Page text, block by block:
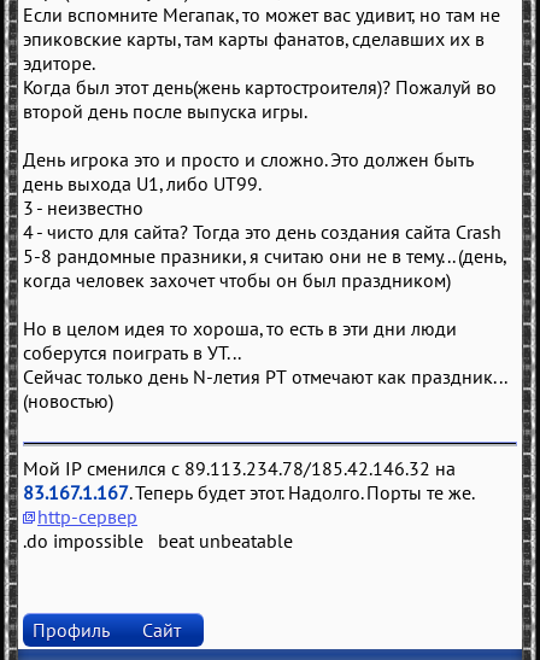
Если вспомните Мегапак, то может вас удивит, но там не
эпиковские карты, там карты фанатов, сделавших их в
эдиторе.
Когда был этот день(жень картостроителя)? Пожалуй во
второй день после выпуска игры.
День игрока это и просто и сложно. Это должен быть
день выхода U1, либо UT99.
3 - неизвестно
4 - чисто для сайта? Тогда это день создания сайта Crash
5-8 рандомные празники, я считаю они не в тему... (день,
когда человек захочет чтобы он был праздником)
Но в целом идея то хороша, то есть в эти дни люди
соберутся поиграть в УТ...
Сейчас только день N-летия РТ отмечают как праздник...
(новостью)
Мой IP сменился с 89.113.234.78/185.42.146.32 на
83.167.1.167. Теперь будет этот. Надолго. Порты те же.
http-сервер
.do impossible beat unbeatable
Профиль Сайт